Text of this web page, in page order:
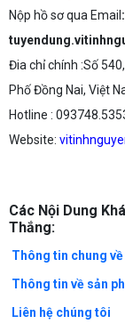
Nộp hồ sơ qua Email :
Đia chỉ chính :Số
Phố Đồng Nai, Việt
Hotline :
Website:
Các Nội Dung
Thắng:
Thông tin chung
Thông tin về sản
Liên hệ chúng tôi